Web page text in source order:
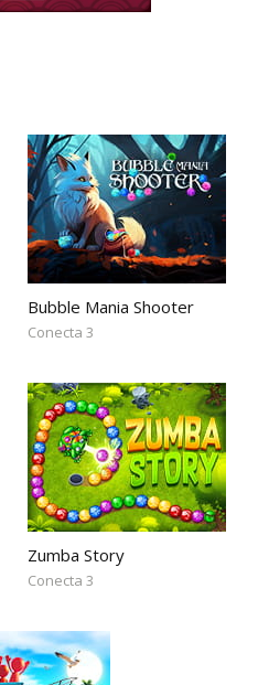
Bubble Mania Shooter
Conecta 3
Zumba Story
Conecta 3